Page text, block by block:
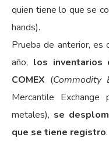
quien tiene lo que se
hands).
Prueba de anterior,
año, los
COMEX (Commodity
Mercantile
metales), se
que se tiene registro.